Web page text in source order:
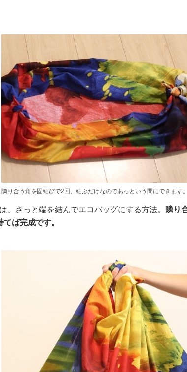
隣り合う角を固結びで2回、結ぶだけなのであっという間にできます。
、さっと端を結んでエコバッグにする方法。
隣り
ば完成です。